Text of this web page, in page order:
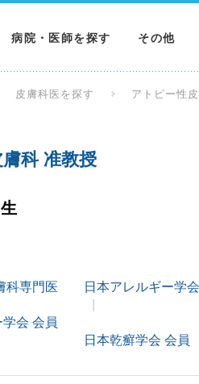
病院・医師を探す その他
皮膚科医を探す アトピー性
科 准教授
科専門医 日本アレルギー学
会 会員
日本乾癬学会 会員